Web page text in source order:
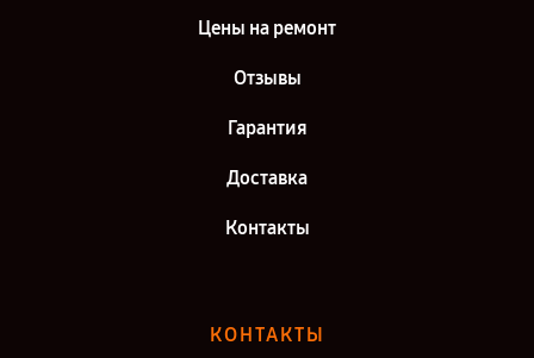
Цены на ремонт
Отзывы
Гарантия
Доставка
Контакты
КОНТАКТЫ